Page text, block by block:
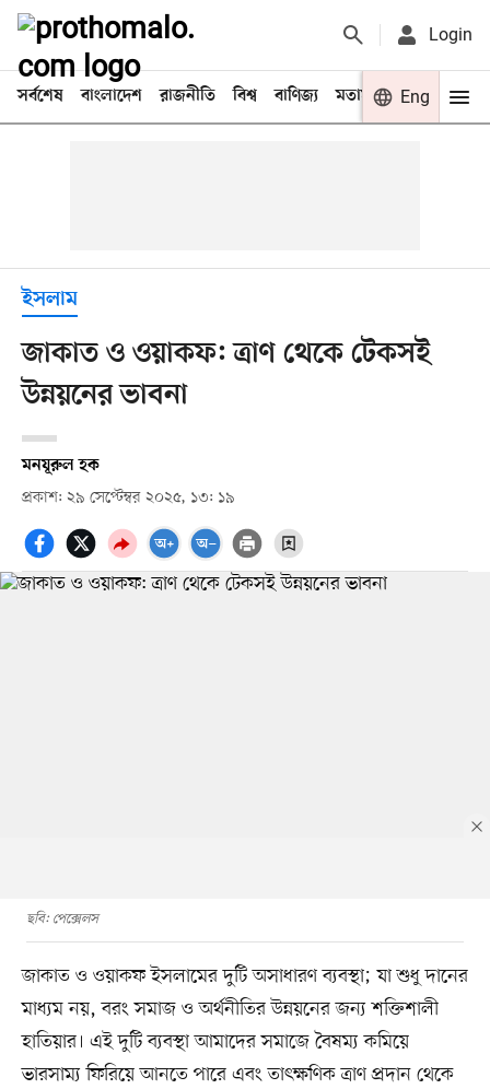
Login
সর্বশেষ বাংলাদেশ রাজনীতি বিশ্ব বাণিজ্য মতামত খেলা
Eng
ইসলাম
জাকাত ও ওয়াকফ: ত্রাণ থেকে টেকসই
উন্নয়নের ভাবনা
মনযূরুল হক
প্রকাশ: ২৯ সেপ্টেম্বর ২০২৫, ১৩: ১৯
ছবি: পেক্সেলস
জাকাত ও ওয়াকফ ইসলামের দুটি অসাধারণ ব্যবস্থা; যা শুধু দানের
মাধ্যম নয়, বরং সমাজ ও অর্থনীতির উন্নয়নের জন্য শক্তিশালী
হাতিয়ার। এই দুটি ব্যবস্থা আমাদের সমাজে বৈষম্য কমিয়ে
ভারসাম্য ফিরিয়ে আনতে পারে এবং তাৎক্ষণিক ত্রাণ প্রদান থেকে